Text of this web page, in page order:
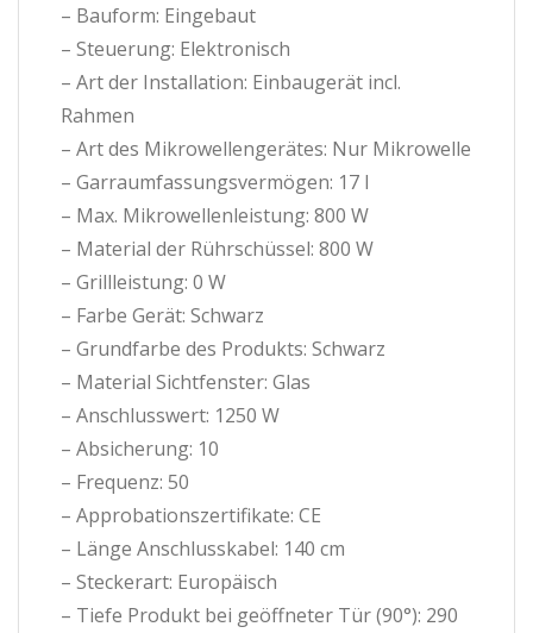
– Bauform: Eingebaut
– Steuerung: Elektronisch
– Art der Installation: Einbaugerät incl.
Rahmen
– Art des Mikrowellengerätes: Nur Mikrowelle
– Garraumfassungsvermögen: 17 l
– Max. Mikrowellenleistung: 800 W
– Material der Rührschüssel: 800 W
– Grillleistung: 0 W
– Farbe Gerät: Schwarz
– Grundfarbe des Produkts: Schwarz
– Material Sichtfenster: Glas
– Anschlusswert: 1250 W
– Absicherung: 10
– Frequenz: 50
– Approbationszertifikate: CE
– Länge Anschlusskabel: 140 cm
– Steckerart: Europäisch
– Tiefe Produkt bei geöffneter Tür (90°): 290